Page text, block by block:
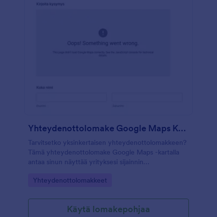
Yhteydenottolomake Google Maps Kartalla
Tarvitsetko yksinkertaisen yhteydenottolomakkeen?
Tämä yhteydenottolomake Google Maps -kartalla
antaa sinun näyttää yrityksesi sijainnin
helppokäyttöinen, joka sisältää nimen,
lomaketta halutessasi omiin tarpeisiisi sopivaksi.
Go to Category:
Yhteydenottolomakkeet
Käytä lomakepohjaa